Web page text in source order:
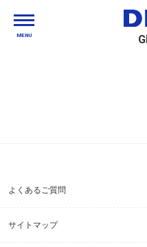
MENU
よくあるご質問
サイトマップ